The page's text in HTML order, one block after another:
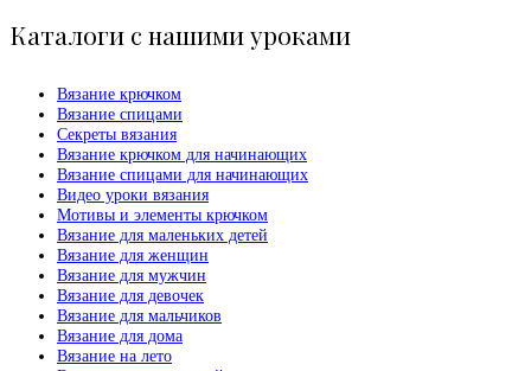
Каталоги с нашими уроками
Вязание крючком
Вязание спицами
Секреты вязания
Вязание крючком для начинающих
Вязание спицами для начинающих
Видео уроки вязания
Мотивы и элементы крючком
Вязание для маленьких детей
Вязание для женщин
Вязание для мужчин
Вязание для девочек
Вязание для мальчиков
Вязание для дома
Вязание на лето